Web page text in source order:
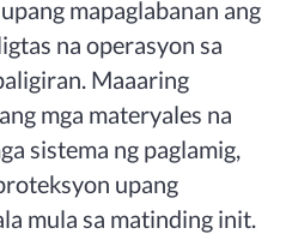
mapaglabanan ang
na operasyon sa
Maaaring
mga materyales na
sistema ng paglamig,
upang
mula sa matinding init.